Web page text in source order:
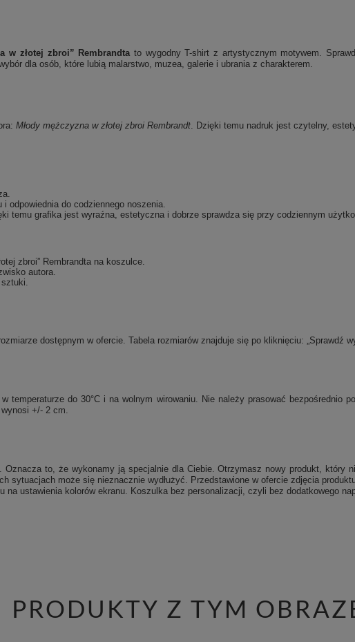
w złotej zbroi” Rembrandta to wygodny T-shirt z artystycznym motywem.
dla osób, które lubią malarstwo, muzea, galerie i ubrania z charakterem.
Młody mężczyzna w złotej zbroi Rembrandt . Dzięki temu nadruk jest czytelny,
odpowiednia do codziennego noszenia.
temu grafika jest wyraźna, estetyczna i dobrze sprawdza się przy codziennym
zbroi” Rembrandta na koszulce.
autora.
dostępnym w ofercie. Tabela rozmiarów znajduje się po kliknięciu: „Sprawdź
temperaturze do 30°C i na wolnym wirowaniu. Nie należy prasować bezpośrednio
+/- 2 cm.
Oznacza to, że wykonamy ją specjalnie dla Ciebie. Otrzymasz nowy produkt, który
sytuacjach może się nieznacznie wydłużyć. Przedstawione w ofercie zdjęcia
ustawienia kolorów ekranu. Koszulka bez personalizacji, czyli bez dodatkowego
PRODUKTY Z TYM